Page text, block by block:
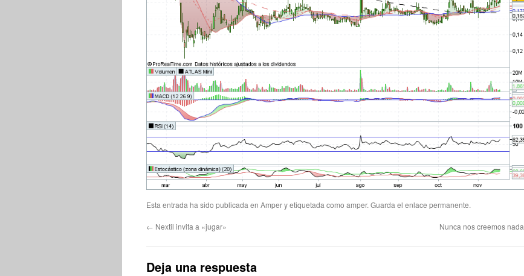
Esta entrada ha sido publicada en Ampery etiquetada como amper. Guarda el enlace permanente.
← Nextil invita a «jugar» Nunca nos creemos nada
Deja una respuesta